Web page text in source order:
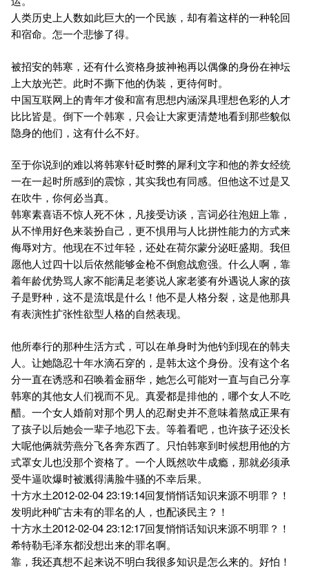
人类历史上人数如此巨大的一个民族，却有着这样的一种轮回
和宿命。怎一个悲惨了得。
被招安的韩寒，还有什么资格身披神袍再以偶像的身份在神坛
上大放光芒。此时不撕下他的伪装，更待何时。
中国互联网上的青年才俊和富有思想内涵深具理想色彩的人才
比比皆是。倒下一个韩寒，只会让大家更清楚地看到那些貌似
隐身的他们，这有什么不好。
至于你说到的难以将韩寒针砭时弊的犀利文字和他的养女经统
一在一起时所感到的震惊，其实我也有同感。但他这不过是又
在吹牛，你何必当真。
韩寒素喜语不惊人死不休，凡接受访谈，言词必往泡妞上靠，
从不惮用好色来装扮自己，更不惧用与人比拼性能力的方式来
侮辱对方。他现在不过年轻，还处在荷尔蒙分泌旺盛期。我但
愿他人过四十以后依然能够金枪不倒愈战愈强。什么人啊，靠
着年龄优势骂人家不能满足老婆说人家老婆有外遇说人家的孩
子是野种，这不是流氓是什么！他不是人格分裂，这是他那具
有表演性扩张性欲型人格的自然表现。
他所奉行的那种生活方式，可以在单身时为他钓到现在的韩夫
人。让她隐忍十年水滴石穿的，是韩太这个身份。没有这个名
分一直在诱惑和召唤着金丽华，她怎么可能对一直与自己分享
韩寒的其他女人们视而不见。真爱都是排他的，哪个女人不吃
醋。一个女人婚前对那个男人的忍耐史并不意味着熬成正果有
了孩子以后她会一辈子地忍下去。等着看吧，也许孩子还没长
大呢他俩就劳燕分飞各奔东西了。只怕韩寒到时候想用他的方
式罩女儿也没那个资格了。一个人既然吹牛成瘾，那就必须承
受牛逼吹爆时被溅得满脸牛骚的不幸后果。
十方水土2012-02-04 23:19:14回复悄悄话知识来源不明罪？！
发明此种旷古未有的罪名的人，也配谈民主？！
十方水土2012-02-04 23:12:17回复悄悄话知识来源不明罪？！
希特勒毛泽东都没想出来的罪名啊。
靠，我还真想不起来说不明白我很多知识是怎么来的。好怕！